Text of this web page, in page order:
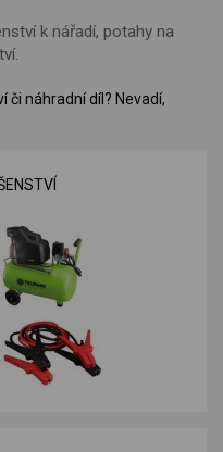
k nářadí, potahy na
či náhradní díl? Nevadí,